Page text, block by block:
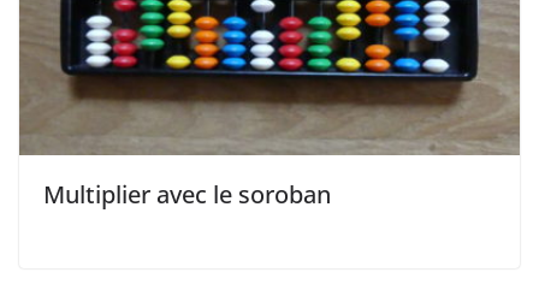
Multiplier avec le soroban